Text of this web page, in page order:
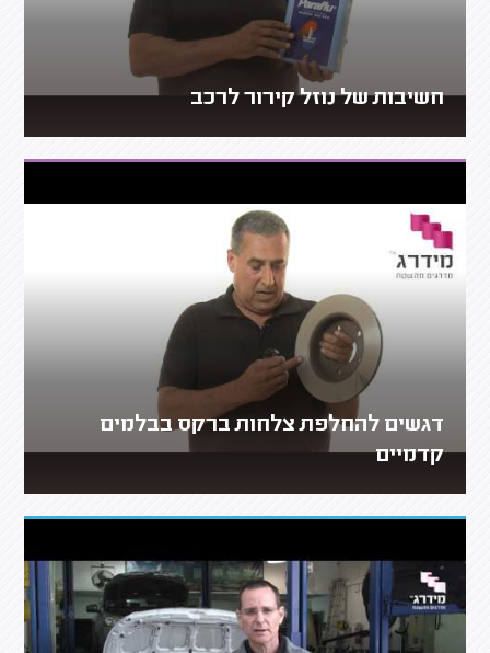
חשיבות של נוזל קירור לרכב
דגשים להחלפת צלחות ברקס בבלמים
קדמיים